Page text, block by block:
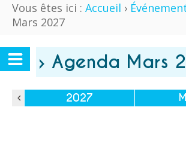
Vous êtes ici : Accueil ›
Mars 2027
› Agenda Mars
2027